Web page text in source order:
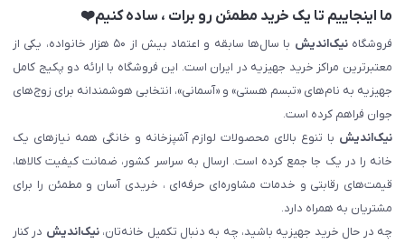
ما اینجاییم تا یک خرید مطمئن رو برات ، ساده کنیم❤️
فروشگاهنیک‌اندیش
با سال‌ها سابقه و اعتماد بیش از ۵۰ هزار خانواده، یکی از
معتبرترین مراکز خرید جهیزیه در ایران است. این فروشگاه با ارائه دو پکیج کامل
جهیزیه به نام‌های «تبسم هستی» و «آسمانی»، انتخابی هوشمندانه برای زوج‌های
جوان فراهم کرده است.
نیک‌اندیش با تنوع بالای محصولات لوازم آشپزخانه و خانگی همه نیازهای یک
خانه را در یک جا جمع کرده است. ارسال به سراسر کشور، ضمانت کیفیت کالاها،
قیمت‌های رقابتی و خدمات مشاوره‌ای حرفه‌ای ، خریدی آسان و مطمئن را برای
مشتریان به همراه دارد.
چه در حال خرید جهیزیه باشید، چه به دنبال تکمیل خانه‌تان،نیک‌اندیش در کنار